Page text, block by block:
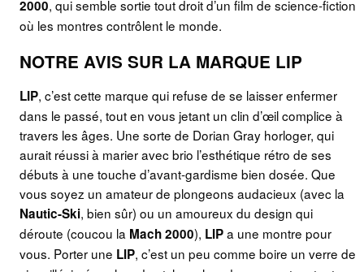
2000, qui semble sortie tout droit d’un film de science-fiction
où les montres contrôlent le monde.
NOTRE AVIS SUR LA MARQUE LIP
LIP, c’est cette marque qui refuse de se laisser enfermer
dans le passé, tout en vous jetant un clin d’œil complice à
travers les âges. Une sorte de Dorian Gray horloger, qui
aurait réussi à marier avec brio l’esthétique rétro de ses
débuts à une touche d’avant-gardisme bien dosée. Que
vous soyez un amateur de plongeons audacieux (avec la
Nautic-Ski, bien sûr) ou un amoureux du design qui
déroute (coucou la Mach 2000), LIPa une montre pour
vous. Porter une LIP, c’est un peu comme boire un verre de